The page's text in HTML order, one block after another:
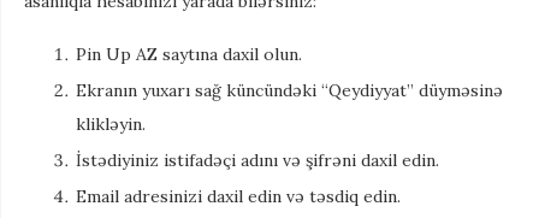
Pin Up AZ saytına daxil olun.
Ekranın yuxarı sağ küncündəki “Qeydiyyat” düyməsinə
klikləyin.
İstədiyiniz istifadəçi adını və şifrəni daxil edin.
Email adresinizi daxil edin və təsdiq edin.